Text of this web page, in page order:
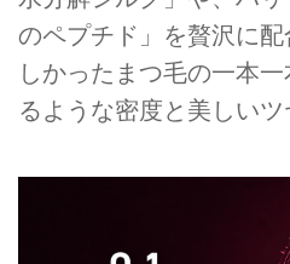
のペプチド」を贅沢に
しかったまつ毛の一本
るような密度と美しいツ